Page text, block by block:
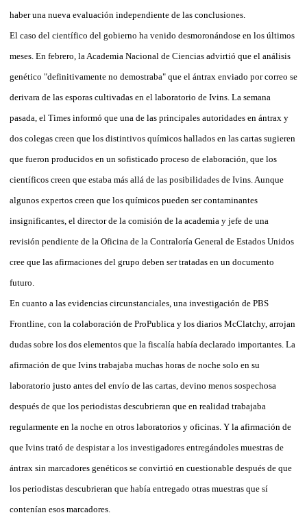
haber una nueva evaluación independiente de las conclusiones.
El caso del científico del gobierno ha venido desmoronándose en los últimos
meses. En febrero, la Academia Nacional de Ciencias advirtió que el análisis
genético "definitivamente no demostraba" que el ántrax enviado por correo se
derivara de las esporas cultivadas en el laboratorio de Ivins. La semana
pasada, el Times informó que una de las principales autoridades en ántrax y
dos colegas creen que los distintivos químicos hallados en las cartas sugieren
que fueron producidos en un sofisticado proceso de elaboración, que los
científicos creen que estaba más allá de las posibilidades de Ivins. Aunque
algunos expertos creen que los químicos pueden ser contaminantes
insignificantes, el director de la comisión de la academia y jefe de una
revisión pendiente de la Oficina de la Contraloría General de Estados Unidos
cree que las afirmaciones del grupo deben ser tratadas en un documento
futuro.
En cuanto a las evidencias circunstanciales, una investigación de PBS
Frontline, con la colaboración de ProPublica y los diarios McClatchy, arrojan
dudas sobre los dos elementos que la fiscalía había declarado importantes. La
afirmación de que Ivins trabajaba muchas horas de noche solo en su
laboratorio justo antes del envío de las cartas, devino menos sospechosa
después de que los periodistas descubrieran que en realidad trabajaba
regularmente en la noche en otros laboratorios y oficinas. Y la afirmación de
que Ivins trató de despistar a los investigadores entregándoles muestras de
ántrax sin marcadores genéticos se convirtió en cuestionable después de que
los periodistas descubrieran que había entregado otras muestras que sí
contenían esos marcadores.